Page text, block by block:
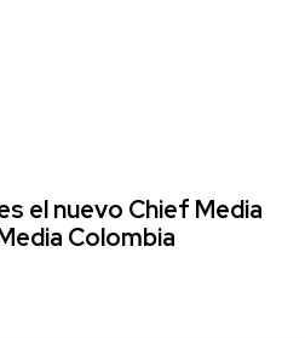
el nuevo Chief Media
Colombia